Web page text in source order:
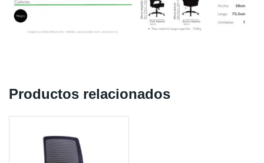
Productos relacionados